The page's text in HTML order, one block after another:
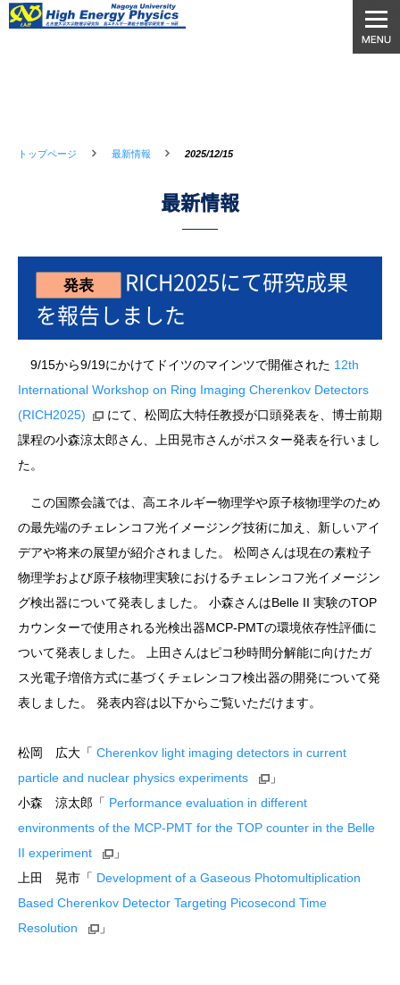
トップページ 最新情報 2025/12/15
最新情報
発表
RICH2025にて研究成果
を報告しました
9/15から9/19にかけてドイツのマインツで開催された 12th
International Workshop on Ring Imaging Cherenkov Detectors
(RICH2025)
にて、松岡広大特任教授が口頭発表を、博士前期
課程の小森涼太郎さん、上田晃市さんがポスター発表を行いまし
た。
この国際会議では、高エネルギー物理学や原子核物理学のため
の最先端のチェレンコフ光イメージング技術に加え、新しいアイ
デアや将来の展望が紹介されました。 松岡さんは現在の素粒子
物理学および原子核物理実験におけるチェレンコフ光イメージン
グ検出器について発表しました。 小森さんはBelle II 実験のTOP
カウンターで使用される光検出器MCP-PMTの環境依存性評価に
ついて発表しました。 上田さんはピコ秒時間分解能に向けたガ
ス光電子増倍方式に基づくチェレンコフ検出器の開発について発
表しました。 発表内容は以下からご覧いただけます。
松岡 広大「 Cherenkov light imaging detectors in current
particle and nuclear physics experiments
」
小森 涼太郎「 Performance evaluation in different
environments of the MCP-PMT for the TOP counter in the Belle
II experiment
」
上田 晃市「 Development of a Gaseous Photomultiplication
Based Cherenkov Detector Targeting Picosecond Time
Resolution
」